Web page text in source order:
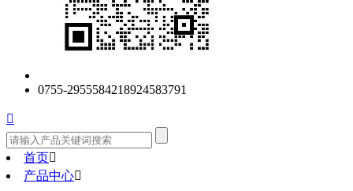
0755-2955584218924583791

首页
产品中心